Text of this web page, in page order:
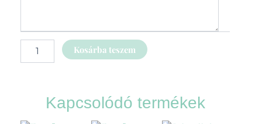
Kosárba teszem
Kapcsolódó termékek